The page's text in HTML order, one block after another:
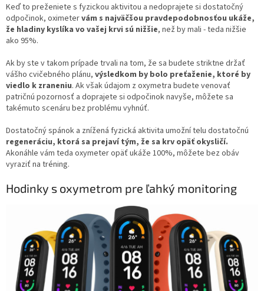
Keď to preženiete s fyzickou aktivitou a nedoprajete si dostatočný
odpočinok, oximetervám s najväčšou pravdepodobnosťou ukáže,
že hladiny kyslíka vo vašej krvi sú nižšie, než by mali - teda nižšie
ako 95%.
Ak by ste v takom prípade trvali na tom, že sa budete striktne držať
vášho cvičebného plánu, výsledkom by bolo preťaženie, ktoré by
viedlo k zraneniu. Ak však údajom z oxymetra budete venovať
patričnú pozornosť a doprajete si odpočinok navyše, môžete sa
takémuto scenáru bez problému vyhnúť.
Dostatočný spánok a znížená fyzická aktivita umožní telu dostatočnú
regeneráciu, ktorá sa prejaví tým, že sa krv opäť okysličí.
Akonáhle vám teda oxymeter opäť ukáže 100%, môžete bez obáv
vyraziť na tréning.
Hodinky s oxymetrom pre ľahký monitoring